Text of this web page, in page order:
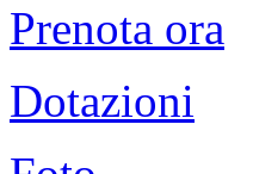
Prenota ora
Dotazioni